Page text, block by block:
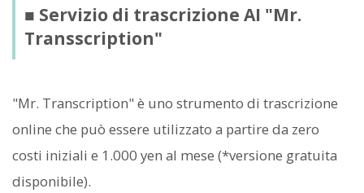
■ Servizio di trascrizione AI "Mr.
Transscription"
"Mr. Transcription" è uno strumento di trascrizione
online che può essere utilizzato a partire da zero
costi iniziali e 1.000 yen al mese (*versione gratuita
disponibile).